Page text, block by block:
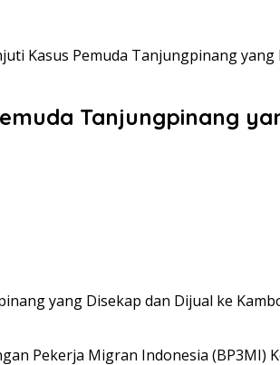
Kasus Pemuda Tanjungpinang yang
Tanjungpinang
yang Disekap dan Dijual ke
Pekerja Migran Indonesia